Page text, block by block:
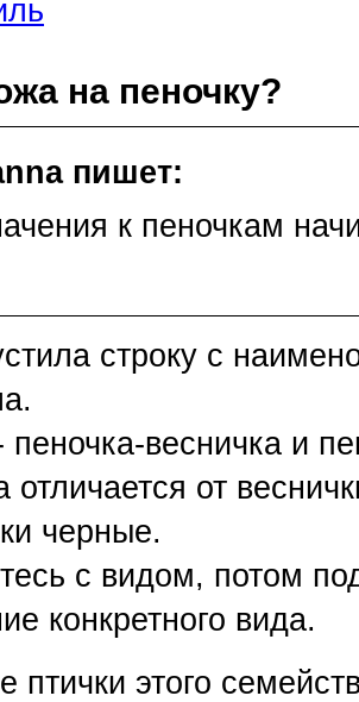
на пеночку?
пишет:
к пеночкам
строку с
весничка и
отличается от
черные.
с видом, потом
конкретного вида.
птички этого